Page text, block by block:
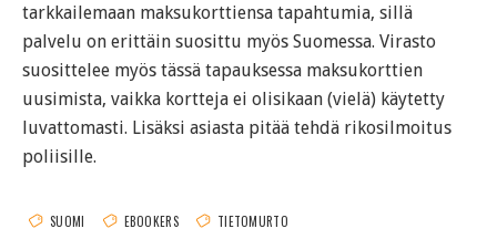
tarkkailemaan maksukorttiensa tapahtumia, sillä
palvelu on erittäin suosittu myös Suomessa. Virasto
suosittelee myös tässä tapauksessa maksukorttien
uusimista, vaikka kortteja ei olisikaan (vielä) käytetty
luvattomasti. Lisäksi asiasta pitää tehdä rikosilmoitus
poliisille.
SUOMI EBOOKERS TIETOMURTO